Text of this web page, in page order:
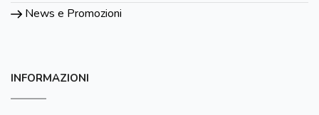
News e Promozioni
INFORMAZIONI